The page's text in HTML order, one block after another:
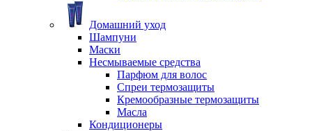
Домашний уход
Шампуни
Маски
Несмываемые средства
Парфюм для волос
Спреи термозащиты
Кремообразные термозащиты
Масла
Кондиционеры